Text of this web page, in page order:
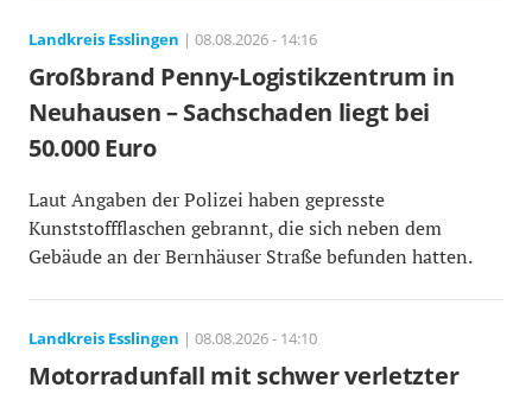
Landkreis Esslingen | 08.08.2026 - 14:16
Großbrand Penny-Logistikzentrum in
Neuhausen – Sachschaden liegt bei
50.000 Euro
Laut Angaben der Polizei haben gepresste
Kunststoffflaschen gebrannt, die sich neben dem
Gebäude an der Bernhäuser Straße befunden hatten.
Landkreis Esslingen | 08.08.2026 - 14:10
Motorradunfall mit schwer verletzter